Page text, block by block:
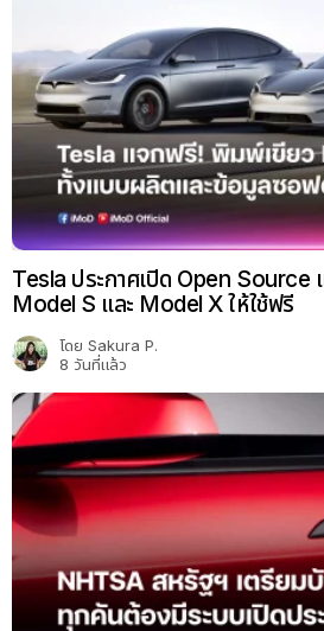
Tesla ประกาศเปิด Open
Model S และ Model X ให้ใช้ฟรี
โดย Sakura P.
8 วันที่แล้ว